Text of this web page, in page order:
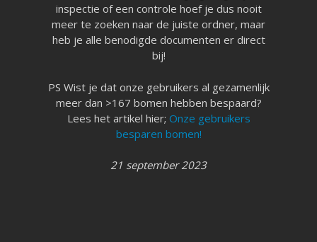
inspectie of een controle hoef je dus nooit
meer te zoeken naar de juiste ordner, maar
heb je alle benodigde documenten er direct
bij!
PS Wist je dat onze gebruikers al gezamenlijk
meer dan >167 bomen hebben bespaard?
Lees het artikel hier; Onze gebruikers
besparen bomen!
21 september 2023